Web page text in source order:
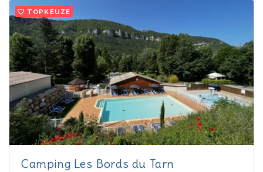
TOPKEUZE
Camping Les Bords du Tarn